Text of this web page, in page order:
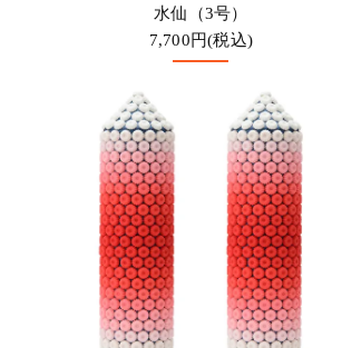
水仙（3号）
7,700円(税込)